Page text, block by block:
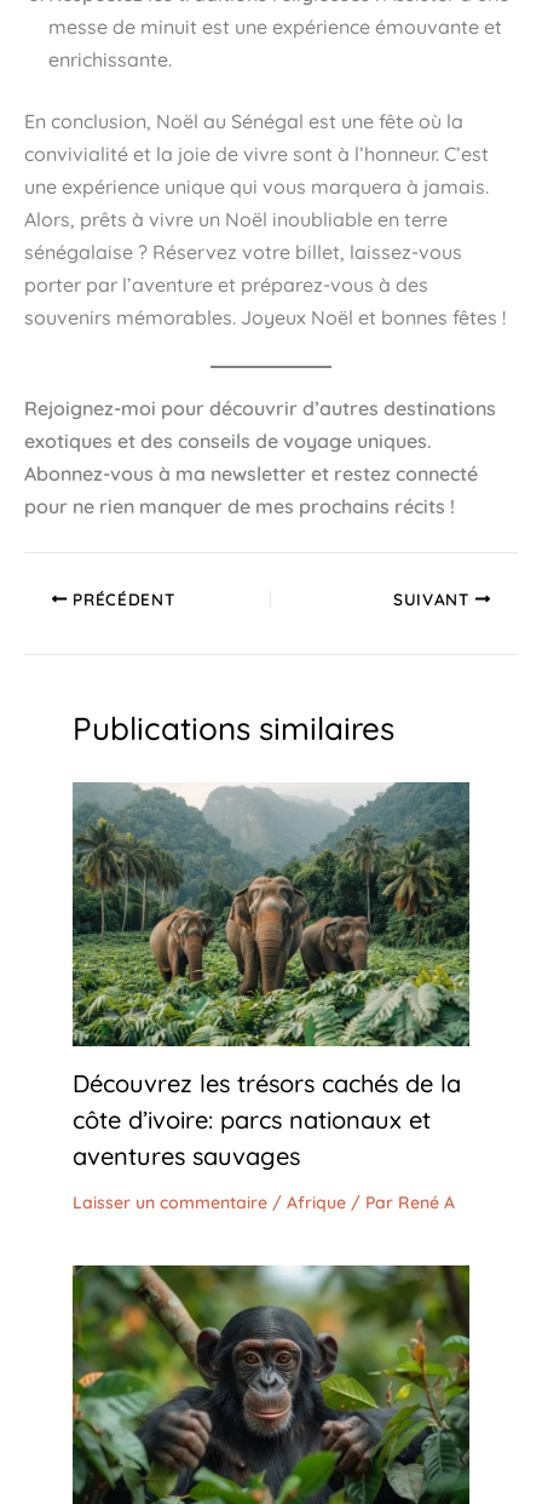
messe de minuit est une expérience émouvante et
enrichissante.
En conclusion, Noël au Sénégal est une fête où la
convivialité et la joie de vivre sont à l’honneur. C’est
une expérience unique qui vous marquera à jamais.
Alors, prêts à vivre un Noël inoubliable en terre
sénégalaise ? Réservez votre billet, laissez-vous
porter par l’aventure et préparez-vous à des
souvenirs mémorables. Joyeux Noël et bonnes fêtes !
Rejoignez-moi pour découvrir d’autres destinations
exotiques et des conseils de voyage uniques.
Abonnez-vous à ma newsletter et restez connecté
pour ne rien manquer de mes prochains récits !
PRÉCÉDENT SUIVANT
Publications similaires
Découvrez les trésors cachés de la
côte d’ivoire: parcs nationaux et
aventures sauvages
Laisser un commentaire / Afrique / Par René A